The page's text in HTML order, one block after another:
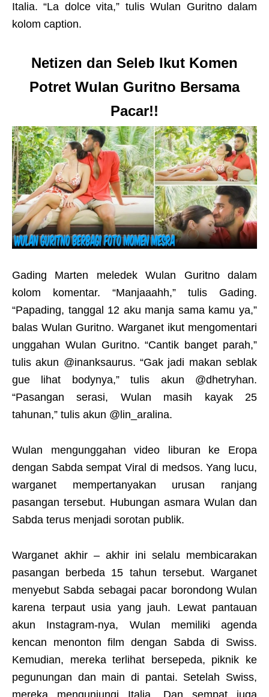
Italia. “La dolce vita,” tulis Wulan Guritno dalam
kolom caption.
Netizen dan Seleb Ikut Komen
Potret Wulan Guritno Bersama
Pacar!!
Gading Marten meledek Wulan Guritno dalam
kolom komentar. “Manjaaahh,” tulis Gading.
“Papading, tanggal 12 aku manja sama kamu ya,”
balas Wulan Guritno. Warganet ikut mengomentari
unggahan Wulan Guritno. “Cantik banget parah,”
tulis akun @inanksaurus. “Gak jadi makan seblak
gue lihat bodynya,” tulis akun @dhetryhan.
“Pasangan serasi, Wulan masih kayak 25
tahunan,” tulis akun @lin_aralina.
Wulan mengunggahan video liburan ke Eropa
dengan Sabda sempat Viral di medsos. Yang lucu,
warganet mempertanyakan urusan ranjang
pasangan tersebut. Hubungan asmara Wulan dan
Sabda terus menjadi sorotan publik.
Warganet akhir – akhir ini selalu membicarakan
pasangan berbeda 15 tahun tersebut. Warganet
menyebut Sabda sebagai pacar borondong Wulan
karena terpaut usia yang jauh. Lewat pantauan
akun Instagram-nya, Wulan memiliki agenda
kencan menonton film dengan Sabda di Swiss.
Kemudian, mereka terlihat bersepeda, piknik ke
pegunungan dan main di pantai. Setelah Swiss,
mereka mengunjungi Italia. Dan sempat juga